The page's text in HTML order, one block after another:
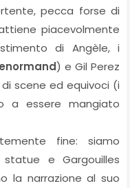
pecca forse di
piacevolmente
di Angèle, i
) e Gil Perez
scene ed equivoci (i
a essere mangiato
fine: siamo
e Gargouilles
la narrazione al suo